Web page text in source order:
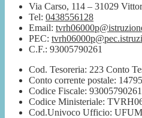
Via Carso, 114 – 31029
Tel: 0438556128
Email:
PEC:
C.F.: 93005790261
Cod. Tesoreria: 223 Conto
Conto corrente postale:
Codice Fiscale: 93005790261
Codice Ministeriale:
Cod.Univoco Ufficio: